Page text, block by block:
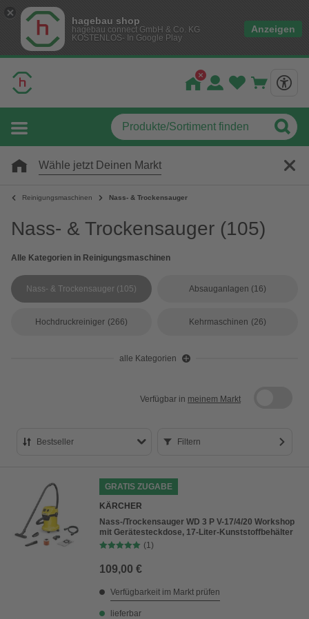
hagebau shop
hagebau connect GmbH & Co. KG
KOSTENLOS- In Google Play
Anzeigen
Wähle jetzt Deinen Markt
Reinigungsmaschinen Nass- & Trockensauger
Nass- & Trockensauger (105)
Alle Kategorien in Reinigungsmaschinen
Nass- & Trockensauger (105) Absauganlagen (16)
Hochdruckreiniger (266) Kehrmaschinen (26)
alle Kategorien
Verfügbar in meinem Markt
Bestseller
Preis aufsteigend
Preis absteigend
Bewertung
Filtern
GRATIS ZUGABE
KÄRCHER
Nass-/Trockensauger WD 3 P V-17/4/20 Workshop
mit Gerätesteckdose, 17-Liter-Kunststoffbehälter
(1)
109,00 €
Verfügbarkeit im Markt prüfen
lieferbar